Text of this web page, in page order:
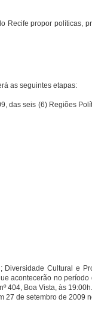
Recife propor políticas,
as seguintes etapas:
das seis (6) Regiões
Cultural e
acontecerão no
404, Boa Vista, às 19:00h.
27 de setembro de 2009